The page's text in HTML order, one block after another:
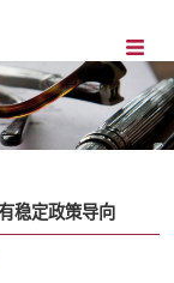
稳定政策导向